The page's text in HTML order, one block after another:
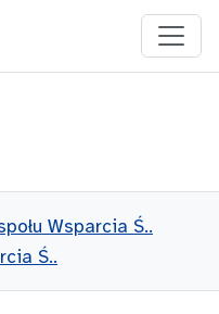
Wsparcia Ś..
Ś..